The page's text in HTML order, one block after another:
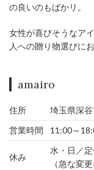
の良いのもばかリ。
女性が喜びそうなア
人への贈り物選びに
amairo
住所
埼玉県深
営業時間
11:00～
休み
水・日／
（急な変